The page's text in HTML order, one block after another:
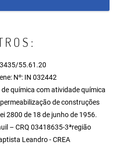
55.61.20
Nº: IN 032442
química com atividade química
de construções
2800 de 18 de junho de 1956.
– CRQ 03418635-3ªregião
Leandro - CREA